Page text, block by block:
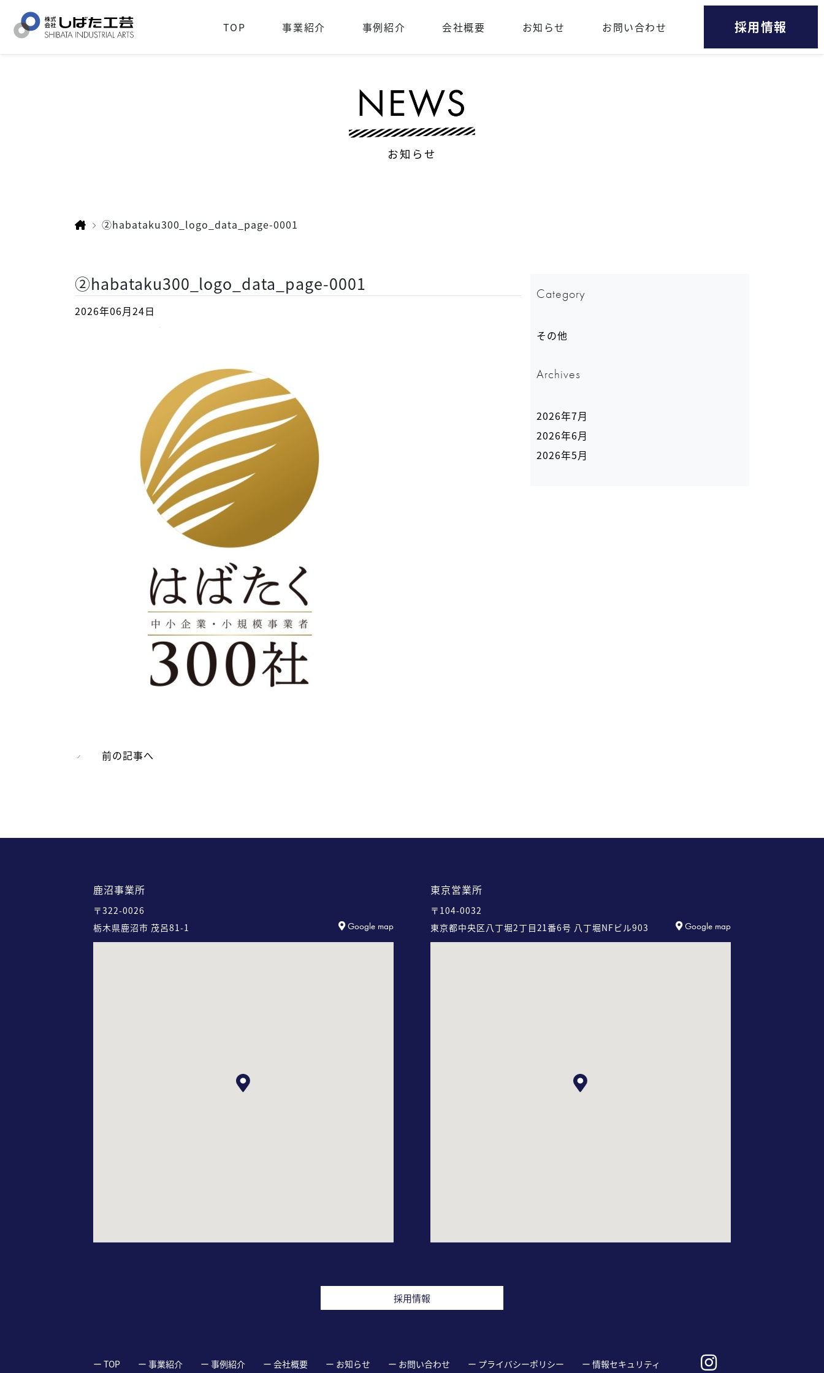
TOP 事業紹介 事例紹介 会社概要 お知らせ お問い合わせ 採用情報
お知らせ
②habataku300_logo_data_page-0001
②habataku300_logo_data_page-0001
2026年06月24日
前の記事へ
Category
その他
Archives
2026年7月
2026年6月
2026年5月
鹿沼事業所
〒322-0026
栃木県鹿沼市 茂呂81-1
Google map
東京営業所
〒104-0032
東京都中央区八丁堀2丁目21番6号 八丁堀NFビル903 Google map
採用情報
ー TOP ー 事業紹介 ー 事例紹介 ー 会社概要 ー お知らせ ー お問い合わせ ー プライバシーポリシー ー 情報セキュリティ